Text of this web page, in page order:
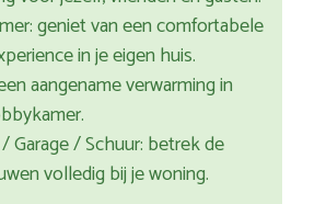
geniet van een comfortabele
in je eigen huis.
aangename verwarming in
Garage / Schuur: betrek de
volledig bij je woning.